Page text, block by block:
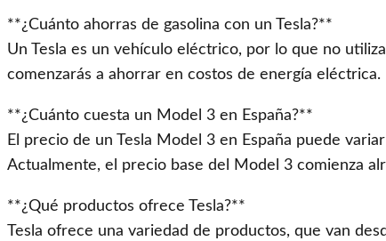
**¿Cuánto ahorras de gasolina con un Tesla?**
Un Tesla es un vehículo eléctrico, por lo que no
comenzarás a ahorrar en costos de energía eléctrica.
**¿Cuánto cuesta un Model 3 en España?**
El precio de un Tesla Model 3 en España puede
Actualmente, el precio base del Model 3 comienza
**¿Qué productos ofrece Tesla?**
Tesla ofrece una variedad de productos, que van